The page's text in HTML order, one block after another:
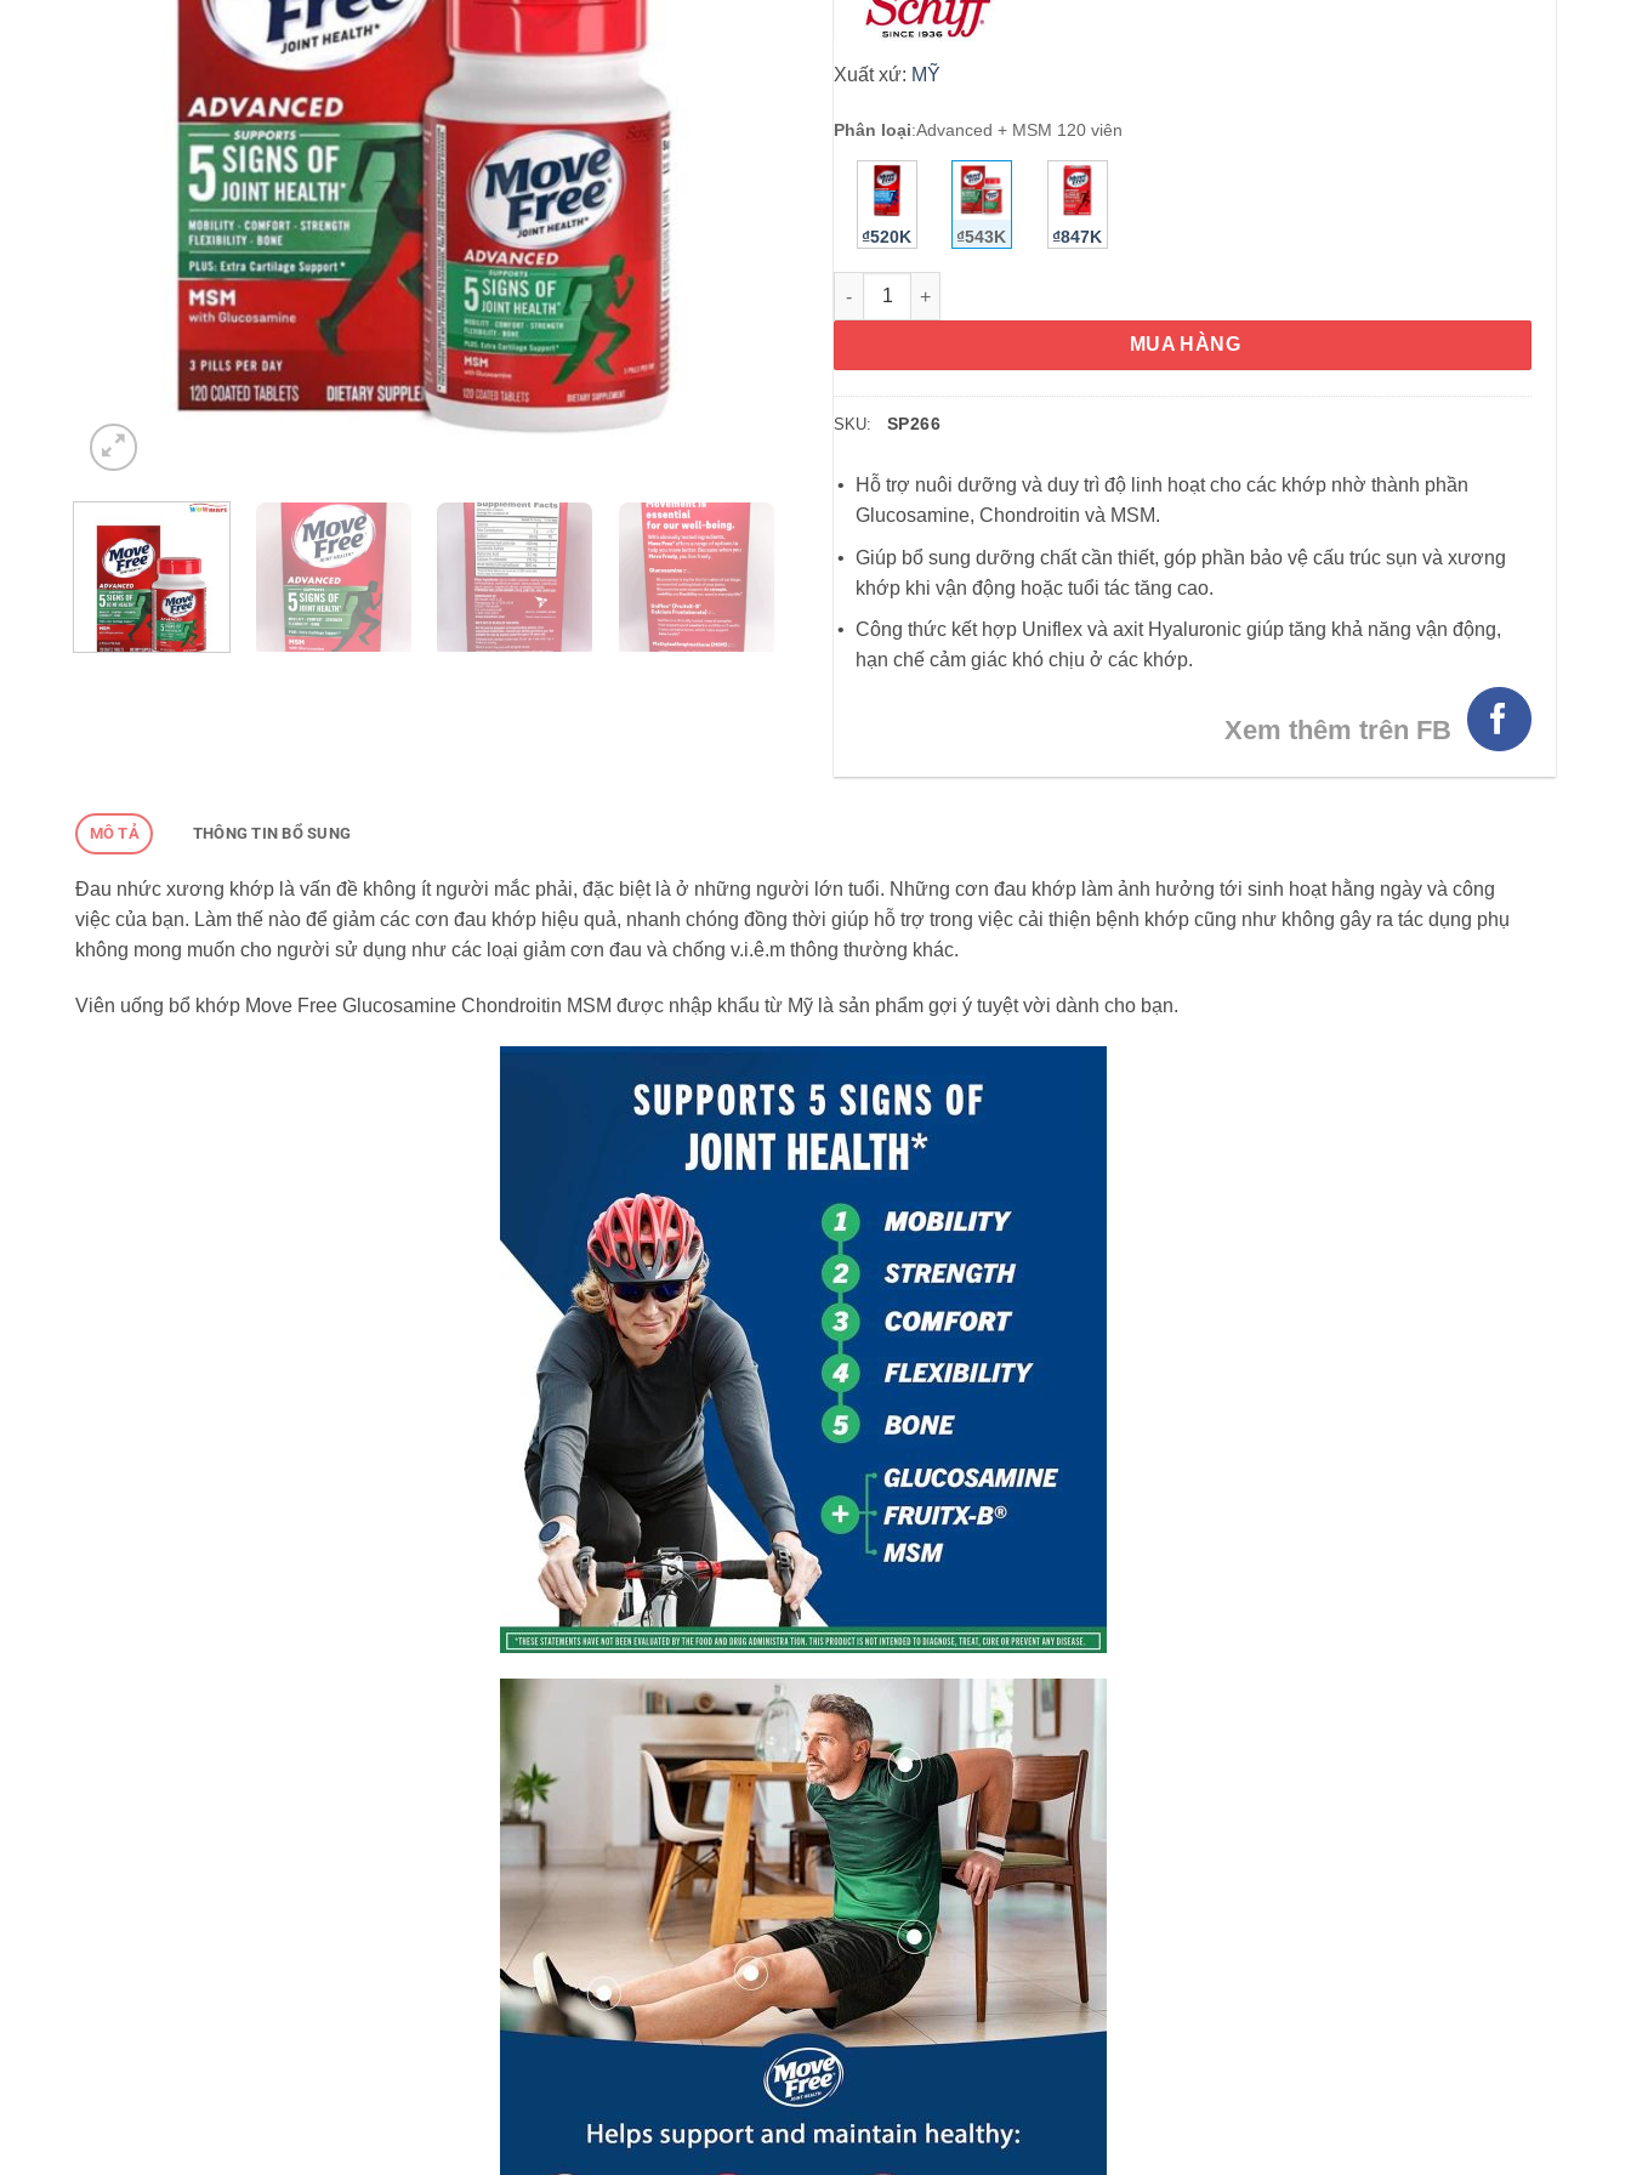
Xuất xứ: MỸ
Phân loại:Advanced + MSM 120 viên
₫520K ₫543K ₫847K
Viên uống bổ khớp Move Free Advanced Glucosamine Chondroitin MSM 120 viên số lượng
MUA HÀNG
SKU: SP266
Hỗ trợ nuôi dưỡng và duy trì độ linh hoạt cho các khớp nhờ thành phần
Glucosamine, Chondroitin và MSM.
Giúp bổ sung dưỡng chất cần thiết, góp phần bảo vệ cấu trúc sụn và xương
khớp khi vận động hoặc tuổi tác tăng cao.
Công thức kết hợp Uniflex và axit Hyaluronic giúp tăng khả năng vận động,
hạn chế cảm giác khó chịu ở các khớp.
Xem thêm trên FB
MÔ TẢ THÔNG TIN BỔ SUNG
Đau nhức xương khớp là vấn đề không ít người mắc phải, đặc biệt là ở những người lớn tuổi. Những cơn đau khớp làm ảnh hưởng tới sinh hoạt hằng ngày và công
việc của bạn. Làm thế nào để giảm các cơn đau khớp hiệu quả, nhanh chóng đồng thời giúp hỗ trợ trong việc cải thiện bệnh khớp cũng như không gây ra tác dụng phụ
không mong muốn cho người sử dụng như các loại giảm cơn đau và chống v.i.ê.m thông thường khác.
Viên uống bổ khớp Move Free Glucosamine Chondroitin MSM được nhập khẩu từ Mỹ là sản phẩm gợi ý tuyệt vời dành cho bạn.